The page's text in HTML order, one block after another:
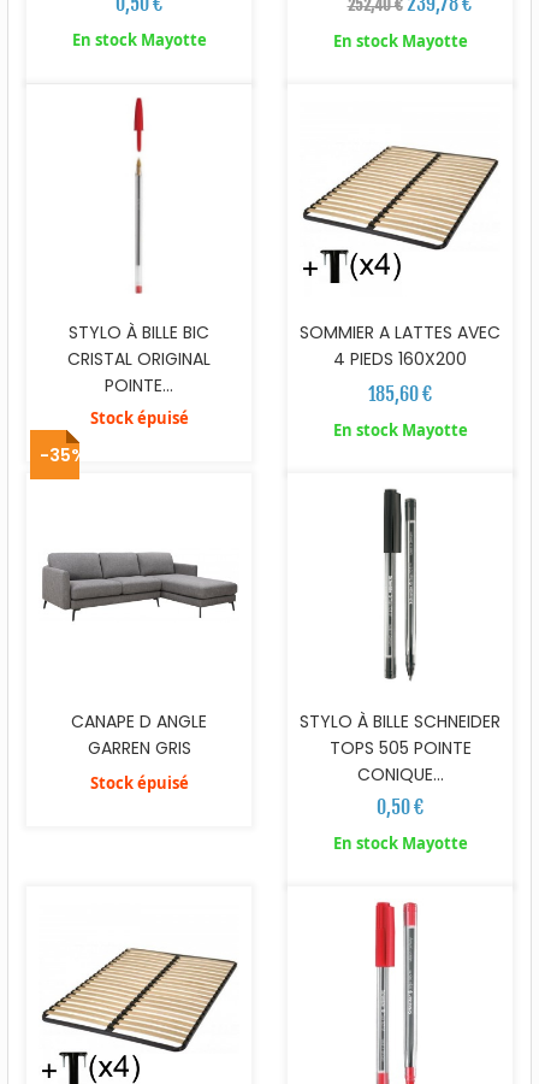
En stock Mayotte
252,40 €
En stock Mayotte
STYLO À BILLE BIC
CRISTAL ORIGINAL
POINTE...
Stock épuisé
SOMMIER A LATTES AVEC
4 PIEDS 160X200
185,60 €
En stock Mayotte
-35%
CANAPE D ANGLE
GARREN GRIS
Stock épuisé
STYLO À BILLE SCHNEIDER
TOPS 505 POINTE
CONIQUE...
0,50 €
En stock Mayotte